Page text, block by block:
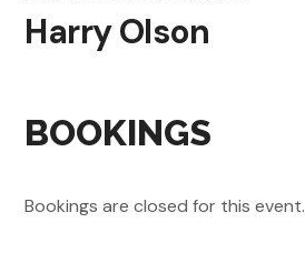
Harry Olson
BOOKINGS
Bookings are closed for this event.